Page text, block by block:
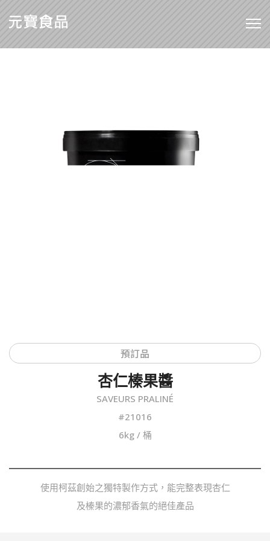
預訂品
杏仁榛果醬
SAVEURS PRALINÉ
#21016
6kg / 桶
使用柯茲創始之獨特製作方式，能完整表現杏仁
及榛果的濃郁香氣的絕佳產品